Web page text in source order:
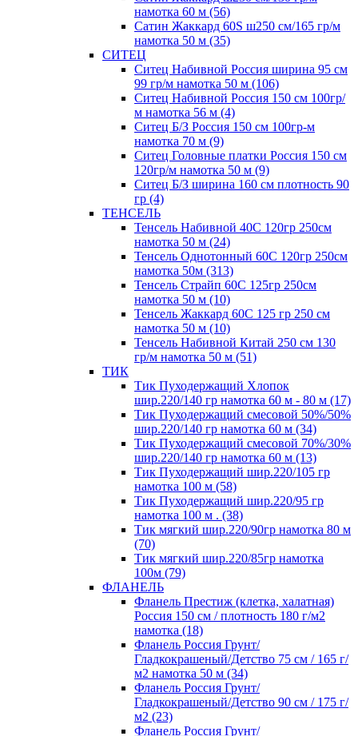
намотка 60 м (56)
Сатин Жаккард 60S ш250 см/165 гр/м
намотка 50 м (35)
СИТЕЦ
Ситец Набивной Россия ширина 95 см
99 гр/м намотка 50 м (106)
Ситец Набивной Россия 150 см 100гр/
м намотка 56 м (4)
Ситец Б/З Россия 150 см 100гр-м
намотка 70 м (9)
Ситец Головные платки Россия 150 см
120гр/м намотка 50 м (9)
Ситец Б/З ширина 160 см плотность 90
гр (4)
ТЕНСЕЛЬ
Тенсель Набивной 40С 120гр 250см
намотка 50 м (24)
Тенсель Однотонный 60С 120гр 250см
намотка 50м (313)
Тенсель Страйп 60С 125гр 250см
намотка 50 м (10)
Тенсель Жаккард 60С 125 гр 250 см
намотка 50 м (10)
Тенсель Набивной Китай 250 см 130
гр/м намотка 50 м (51)
ТИК
Тик Пуходержащий Хлопок
шир.220/140 гр намотка 60 м - 80 м (17)
Тик Пуходержащий смесовой 50%/50%
шир.220/140 гр намотка 60 м (34)
Тик Пуходержащий смесовой 70%/30%
шир.220/140 гр намотка 60 м (13)
Тик Пуходержащий шир.220/105 гр
намотка 100 м (58)
Тик Пуходержащий шир.220/95 гр
намотка 100 м . (38)
Тик мягкий шир.220/90гр намотка 80 м
(70)
Тик мягкий шир.220/85гр намотка
100м (79)
ФЛАНЕЛЬ
Фланель Престиж (клетка, халатная)
Россия 150 см / плотность 180 г/м2
намотка (18)
Фланель Россия Грунт/
Гладкокрашеный/Детство 75 см / 165 г/
м2 намотка 50 м (34)
Фланель Россия Грунт/
Гладкокрашеный/Детство 90 см / 175 г/
м2 (23)
Фланель Россия Грунт/